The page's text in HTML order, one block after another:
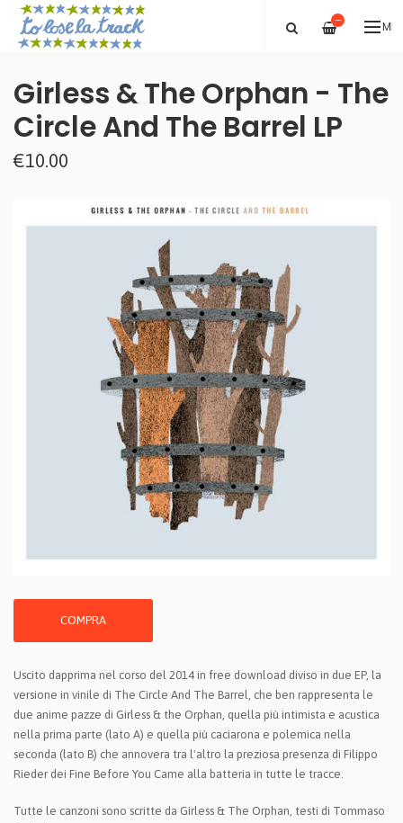
—
Girless & The Orphan - The
Circle And The Barrel LP
€10.00
COMPRA
Uscito dapprima nel corso del 2014 in free download diviso in due EP, la
versione in vinile di The Circle And The Barrel, che ben rappresenta le
due anime pazze di Girless & the Orphan, quella più intimista e acustica
nella prima parte (lato A) e quella più caciarona e polemica nella
seconda (lato B) che annovera tra l'altro la preziosa presenza di Filippo
Rieder dei Fine Before You Came alla batteria in tutte le tracce.
Tutte le canzoni sono scritte da Girless & The Orphan, testi di Tommaso